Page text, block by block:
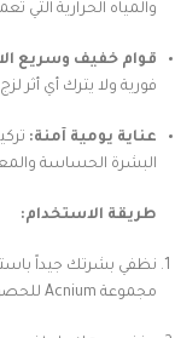
والمياه الحرارية التي
قوام خفيف وسريع
فورية ولا يترك أي أثر
عناية يومية آمنة:
البشرة الحساسة
طريقة الاستخدام:
نظفي بشرتك جيداً
مجموعة Acnium للحصول على أفضل النتائج).